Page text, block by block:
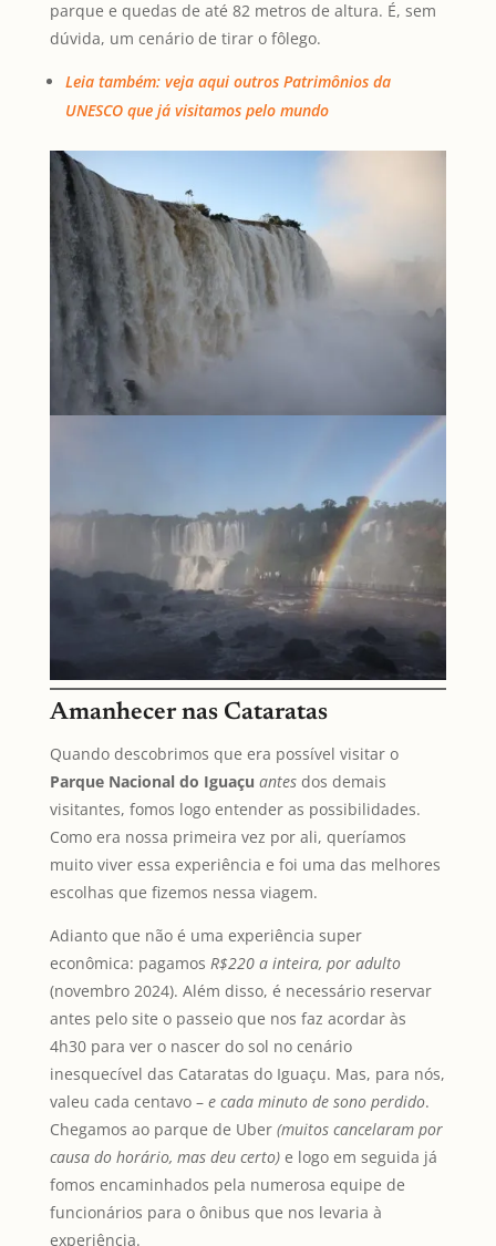
parque e quedas de até 82 metros de altura. É, sem
dúvida, um cenário de tirar o fôlego.
Leia também: veja aqui outros Patrimônios da
UNESCO que já visitamos pelo mundo
Amanhecer nas Cataratas
Quando descobrimos que era possível visitar o
Parque Nacional do Iguaçu antesdos demais
visitantes, fomos logo entender as possibilidades.
Como era nossa primeira vez por ali, queríamos
muito viver essa experiência e foi uma das melhores
escolhas que fizemos nessa viagem.
Adianto que não é uma experiência super
econômica: pagamos R$220 a inteira, por adulto
(novembro 2024). Além disso, é necessário reservar
antes pelo site o passeio que nos faz acordar às
4h30 para ver o nascer do sol no cenário
inesquecível das Cataratas do Iguaçu. Mas, para nós,
valeu cada centavo – e cada minuto de sono perdido.
Chegamos ao parque de Uber (muitos cancelaram por
causa do horário, mas deu certo)e logo em seguida já
fomos encaminhados pela numerosa equipe de
funcionários para o ônibus que nos levaria à
experiência.